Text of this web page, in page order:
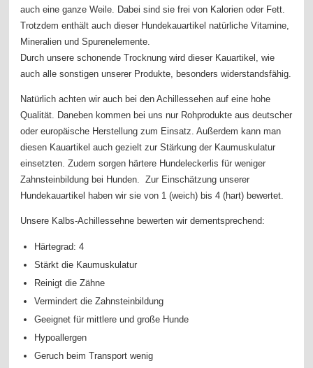
auch eine ganze Weile. Dabei sind sie frei von Kalorien oder Fett.
Trotzdem enthält auch dieser Hundekauartikel natürliche Vitamine,
Mineralien und Spurenelemente.
Durch unsere schonende Trocknung wird dieser Kauartikel, wie
auch alle sonstigen unserer Produkte, besonders widerstandsfähig.
Natürlich achten wir auch bei den Achillessehen auf eine hohe
Qualität. Daneben kommen bei uns nur Rohprodukte aus deutscher
oder europäische Herstellung zum Einsatz. Außerdem kann man
diesen Kauartikel auch gezielt zur Stärkung der Kaumuskulatur
einsetzten. Zudem sorgen härtere Hundeleckerlis für weniger
Zahnsteinbildung bei Hunden. Zur Einschätzung unserer
Hundekauartikel haben wir sie von 1 (weich) bis 4 (hart) bewertet.
Unsere Kalbs-Achillessehne bewerten wir dementsprechend:
Härtegrad: 4
Stärkt die Kaumuskulatur
Reinigt die Zähne
Vermindert die Zahnsteinbildung
Geeignet für mittlere und große Hunde
Hypoallergen
Geruch beim Transport wenig